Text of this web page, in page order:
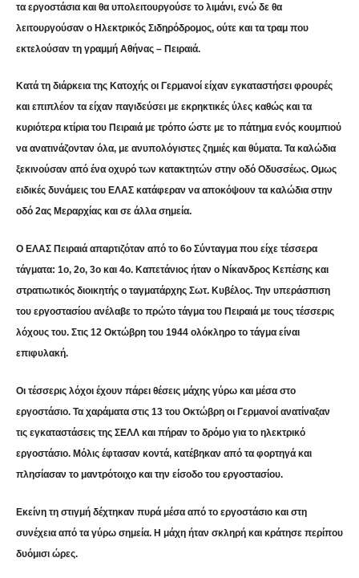
τα εργοστάσια και θα υπολειτουργούσε το λιμάνι, ενώ δε θα
λειτουργούσαν ο Ηλεκτρικός Σιδηρόδρομος, ούτε και τα τραμ που
εκτελούσαν τη γραμμή Αθήνας – Πειραιά.
Κατά τη διάρκεια της Κατοχής οι Γερμανοί είχαν εγκαταστήσει φρουρές
και επιπλέον τα είχαν παγιδεύσει με εκρηκτικές ύλες καθώς και τα
κυριότερα κτίρια του Πειραιά με τρόπο ώστε με το πάτημα ενός κουμπιού
να ανατινάζονταν όλα, με ανυπολόγιστες ζημιές και θύματα. Τα καλώδια
ξεκινούσαν από ένα οχυρό των κατακτητών στην οδό Οδυσσέως. Ομως
ειδικές δυνάμεις του ΕΛΑΣ κατάφεραν να αποκόψουν τα καλώδια στην
οδό 2ας Μεραρχίας και σε άλλα σημεία.
Ο ΕΛΑΣ Πειραιά απαρτιζόταν από το 6ο Σύνταγμα που είχε τέσσερα
τάγματα: 1ο, 2ο, 3ο και 4ο. Καπετάνιος ήταν ο Νίκανδρος Κεπέσης και
στρατιωτικός διοικητής ο ταγματάρχης Σωτ. Κυβέλος. Την υπεράσπιση
του εργοστασίου ανέλαβε το πρώτο τάγμα του Πειραιά με τους τέσσερις
λόχους του. Στις 12 Οκτώβρη του 1944 ολόκληρο το τάγμα είναι
επιφυλακή.
Οι τέσσερις λόχοι έχουν πάρει θέσεις μάχης γύρω και μέσα στο
εργοστάσιο. Τα χαράματα στις 13 του Οκτώβρη οι Γερμανοί ανατίναξαν
τις εγκαταστάσεις της ΣΕΛΛ και πήραν το δρόμο για το ηλεκτρικό
εργοστάσιο. Μόλις έφτασαν κοντά, κατέβηκαν από τα φορτηγά και
πλησίασαν το μαντρότοιχο και την είσοδο του εργοστασίου.
Εκείνη τη στιγμή δέχτηκαν πυρά μέσα από το εργοστάσιο και στη
συνέχεια από τα γύρω σημεία. Η μάχη ήταν σκληρή και κράτησε περίπου
δυόμισι ώρες.